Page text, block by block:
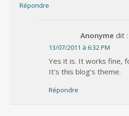
Répondre
Anonyme dit :
13/07/2011 à 6:32 PM
Yes it is. It works fine,
It’s this blog’s theme.
Répondre